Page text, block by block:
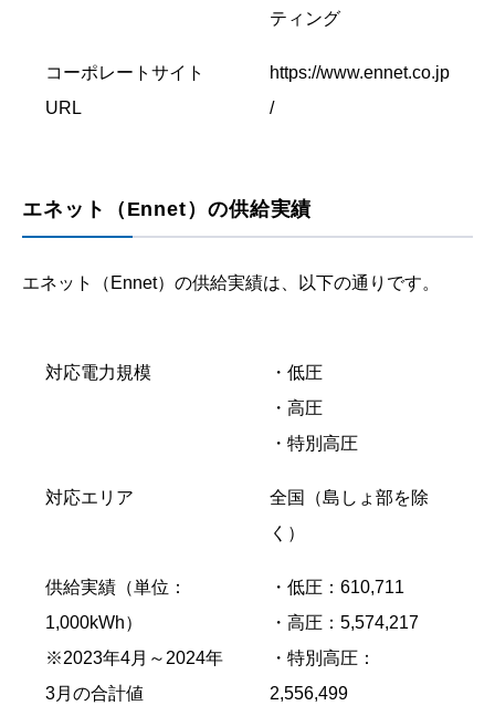
ティング
コーポレートサイト
URL
https://www.ennet.co.jp
/
エネット（Ennet）の供給実績
エネット（Ennet）の供給実績は、以下の通りです。
対応電力規模
・低圧
・高圧
・特別高圧
対応エリア
全国（島しょ部を除
く）
供給実績（単位：
1,000kWh）
※2023年4月～2024年
3月の合計値
・低圧：610,711
・高圧：5,574,217
・特別高圧：
2,556,499